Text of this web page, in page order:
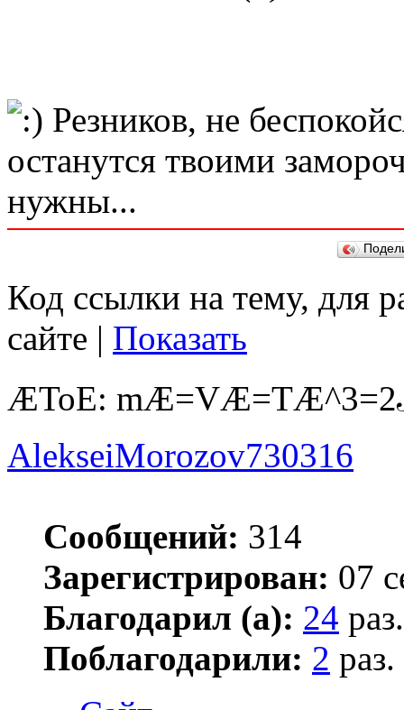
Резников, не
останутся твоими
нужны...
Код ссылки на тему, для
сайте | Показать
ÆToE:
AlekseiMorozov730316
Сообщений: 314
Зарегистрирован: 07
Благодарил (а): 24 раз.
Поблагодарили: 2 раз.